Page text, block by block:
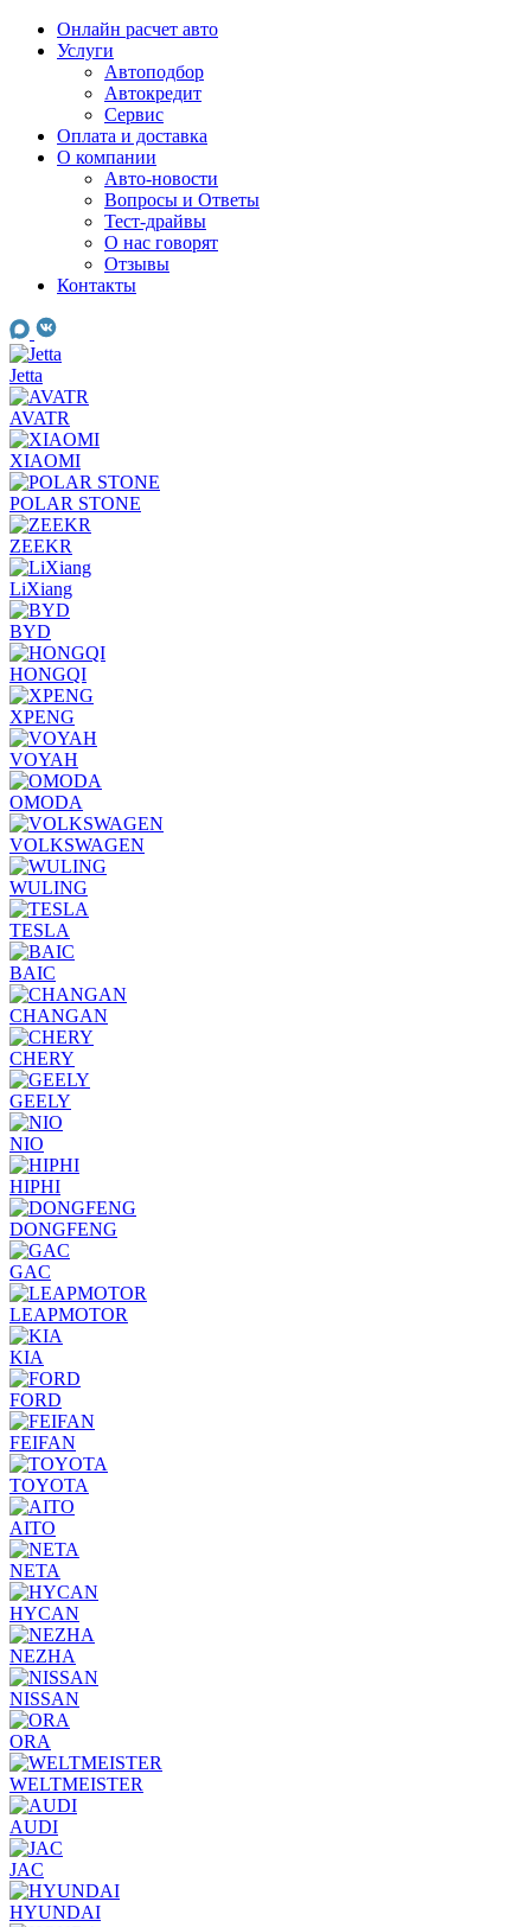
Skip
Онлайн расчет авто
Услуги
Автоподбор
Автокредит
Сервис
Оплата и доставка
О компании
Авто-новости
Вопросы и Ответы
Тест-драйвы
О нас говорят
Отзывы
Контакты
Jetta
AVATR
XIAOMI
POLAR STONE
ZEEKR
LiXiang
BYD
HONGQI
XPENG
VOYAH
OMODA
VOLKSWAGEN
WULING
TESLA
BAIC
CHANGAN
CHERY
GEELY
NIO
HIPHI
DONGFENG
GAC
LEAPMOTOR
KIA
FORD
FEIFAN
TOYOTA
AITO
NETA
HYCAN
NEZHA
NISSAN
ORA
WELTMEISTER
AUDI
JAC
HYUNDAI